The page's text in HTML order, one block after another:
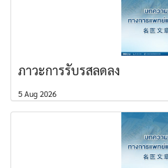
ภาวะการรับรสลดลง
5 Aug 2026